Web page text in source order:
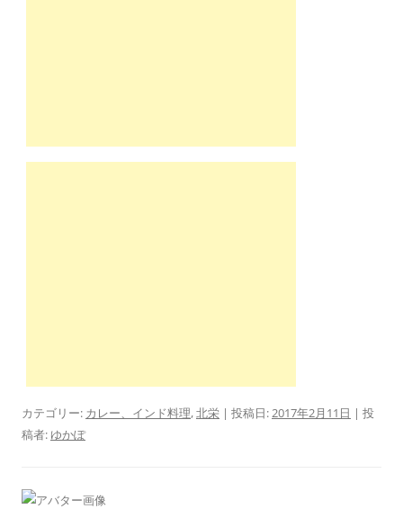
カテゴリー: カレー、インド料理,北栄 | 投稿日:2017年2月11日 | 投
稿者: ゆかぽ